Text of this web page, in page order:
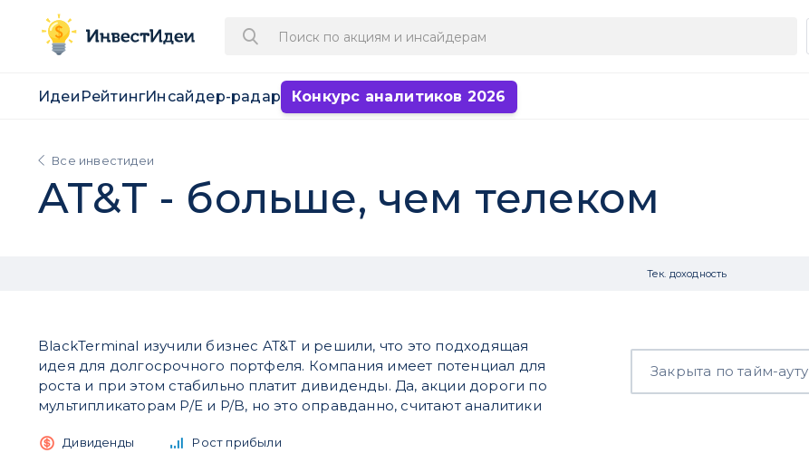
Идеи РейтингИнсайдер-радар Конкурс аналитиков 2026
Все инвестидеи
AT&T - больше, чем телеком
Тек. доходность
BlackTerminal изучили бизнес AT&T и решили, что это подходящая
идея для долгосрочного портфеля. Компания имеет потенциал для
роста и при этом стабильно платит дивиденды. Да, акции дороги по
мультипликаторам P/E и P/B, но это оправданно, считают аналитики
Закрыта по тайм-ауту
Дивиденды Рост прибыли